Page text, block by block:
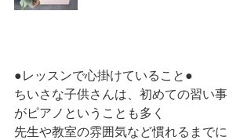
●レッスンで心掛けていること●
ちいさな子供さんは、初めての習い事
がピアノということも多く
先生や教室の雰囲気など慣れるまでに